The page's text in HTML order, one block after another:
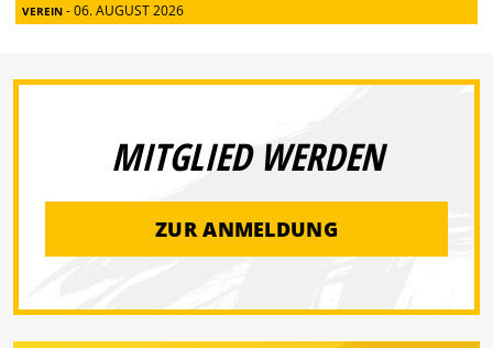
VEREIN - 06. AUGUST 2026
MITGLIED WERDEN
ZUR ANMELDUNG